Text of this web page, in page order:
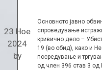
23 Ное
2024
by
Основното јавно
спроведување
кривично дело –
19 (во обид), како и
посредување и
од член 396 став 3 од